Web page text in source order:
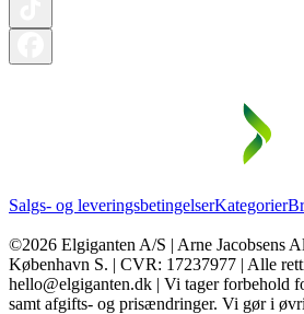
Salgs- og leveringsbetingelserKategorier
©2026 Elgiganten A/S | Arne Jacobsens
København S. | CVR: 17237977 | Alle
hello@elgiganten.dk | Vi tager forbehold
samt afgifts- og prisændringer. Vi gør i